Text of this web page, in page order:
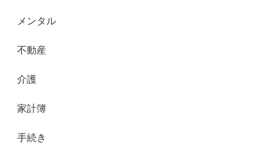
メンタル
不動産
介護
家計簿
手続き